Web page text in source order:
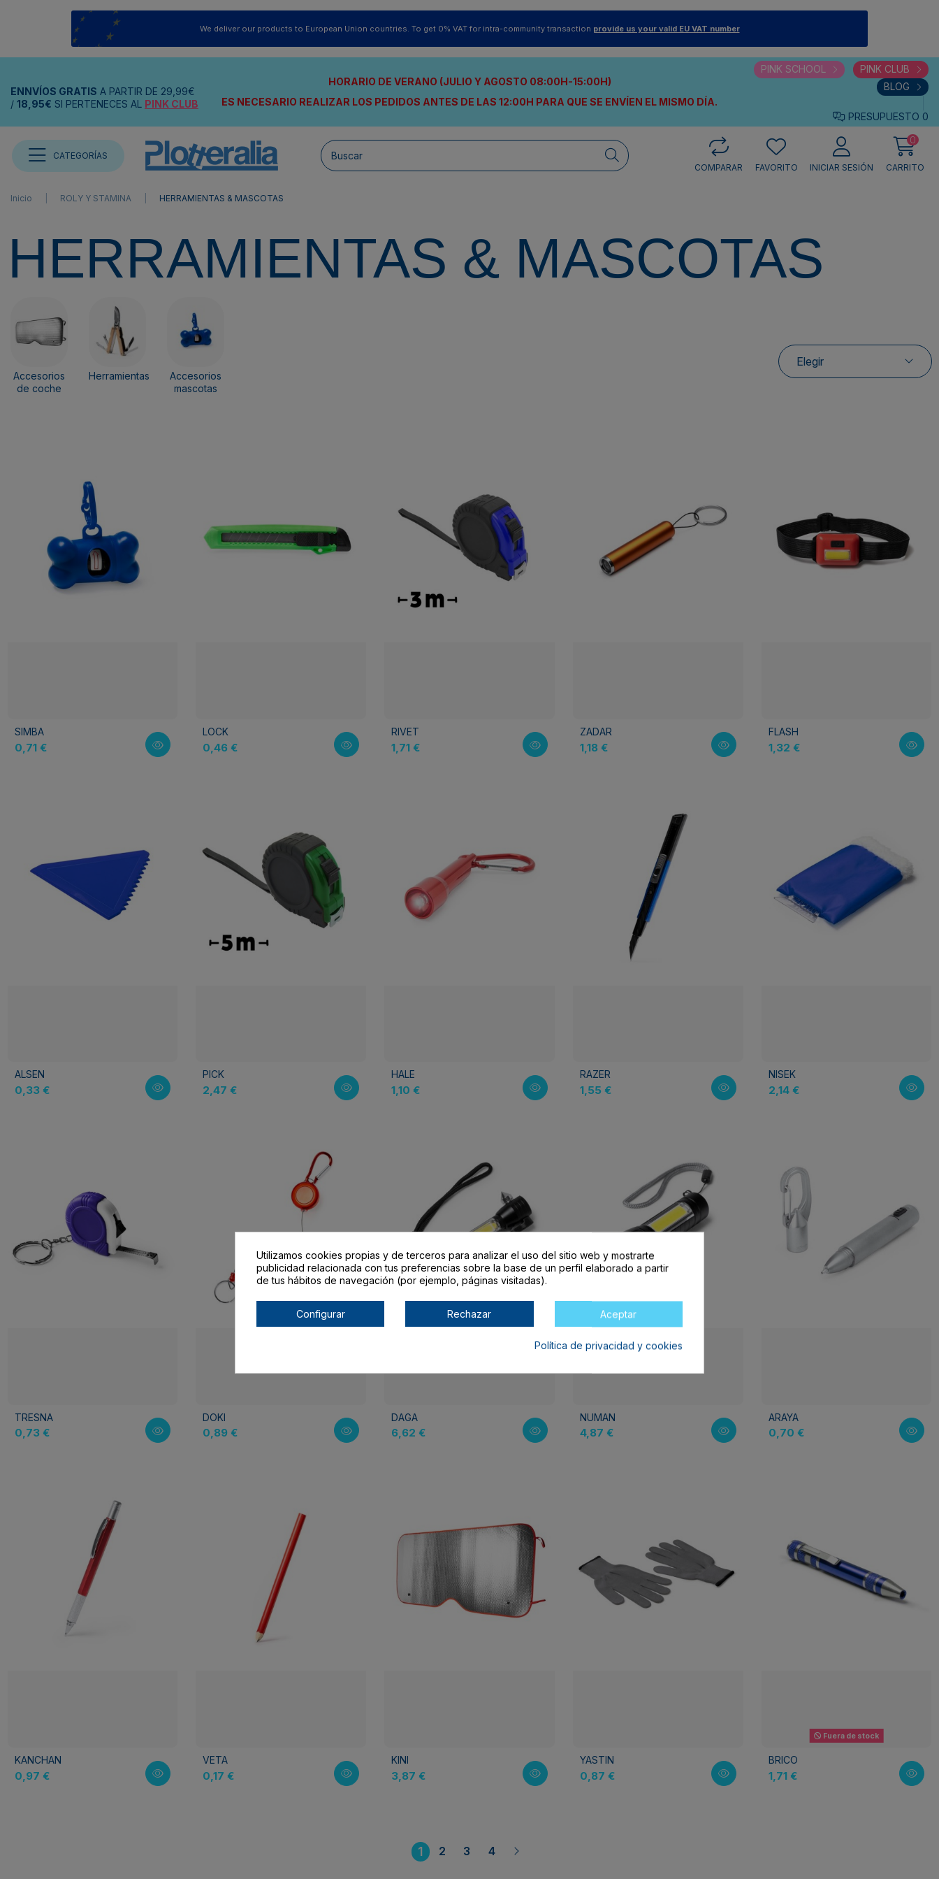
We deliver our products to European Union countries. To get 0% VAT for intra-community transaction provide us your valid EU VAT number
ENNVÍOS GRATIS A PARTIR DE 29,99€
/ 18,95€ SI PERTENECES AL PINK CLUB
HORARIO DE VERANO (JULIO Y AGOSTO 08:00H-15:00H)
ES NECESARIO REALIZAR LOS PEDIDOS ANTES DE LAS 12:00H PARA QUE SE ENVÍEN EL MISMO DÍA.
PINK SCHOOL
PINK CLUB
BLOG
PRESUPUESTO 0
CATEGORÍAS
COMPARAR
FAVORITO INICIAR SESIÓN
0
CARRITO
Inicio ROLY Y STAMINA HERRAMIENTAS & MASCOTAS
HERRAMIENTAS & MASCOTAS
Accesorios
de coche
Herramientas
Accesorios
mascotas
Elegir
SIMBA
0,71 €
LOCK
0,46 €
RIVET
1,71 €
ZADAR
1,18 €
FLASH
1,32 €
ALSEN
0,33 €
PICK
2,47 €
HALE
1,10 €
RAZER
1,55 €
NISEK
2,14 €
TRESNA
0,73 €
DOKI
0,89 €
DAGA
6,62 €
NUMAN
4,87 €
ARAYA
0,70 €
KANCHAN
0,97 €
VETA
0,17 €
KINI
3,87 €
YASTIN
0,87 €
Fuera de stock
BRICO
1,71 €
1 2 3 4
Utilizamos cookies propias y de terceros para analizar el uso del sitio web y mostrarte
publicidad relacionada con tus preferencias sobre la base de un perfil elaborado a partir
de tus hábitos de navegación (por ejemplo, páginas visitadas).
Configurar Rechazar Aceptar
Política de privacidad y cookies